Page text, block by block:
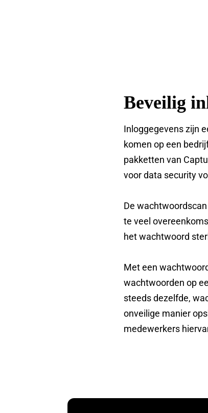
Beveilig
Inloggegevens zijn
komen op een
pakketten van
voor data security
De
te veel
het wachtwoord
Met een
wachtwoorden op
steeds dezelfde,
onveilige manier
medewerkers